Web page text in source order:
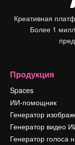
Креативная
Более 1
Продукция
Spaces
ИИ-помощник
Генератор
Генератор видео
Генератор голоса